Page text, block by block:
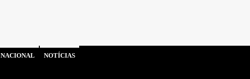
NACIONAL NOTÍCIAS